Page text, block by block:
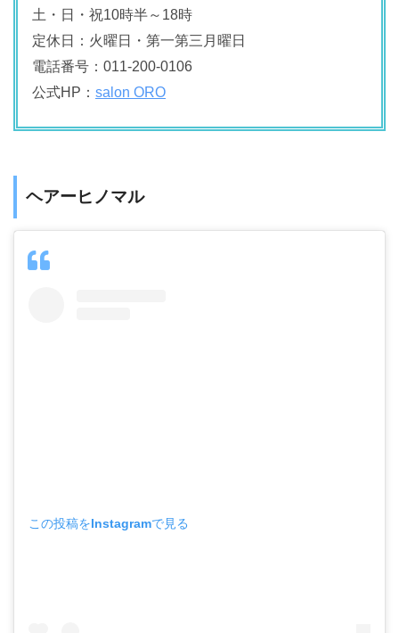
土・日・祝10時半～18時
定休日：火曜日・第一第三月曜日
電話番号：011-200-0106
公式HP： salon ORO
ヘアーヒノマル
この投稿をInstagramで見る